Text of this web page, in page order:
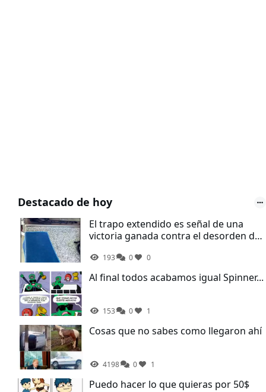
Destacado de hoy
El trapo extendido es señal de una
victoria ganada contra el desorden de
193 0 0
Al final todos acabamos igual Spinner...
153 0 1
Cosas que no sabes como llegaron ahí
4198 0 1
Puedo hacer lo que quieras por 50$